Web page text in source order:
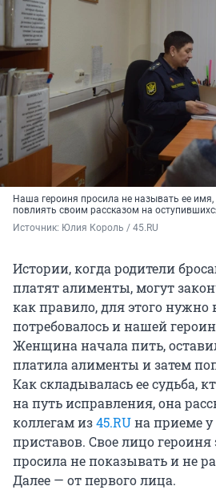
Наша героиня просила не называть ее имя,
повлиять своим рассказом на
Источник: Юлия Король / 45.RU
Истории, когда родители
платят алименты, могут
как правило, для этого нужно
потребовалось и нашей
Женщина начала пить,
платила алименты и затем
Как складывалась ее судьба,
на путь исправления, она
коллегам из45.RUна приеме
приставов. Свое лицо героиня
просила не показывать и не
Далее — от первого лица.